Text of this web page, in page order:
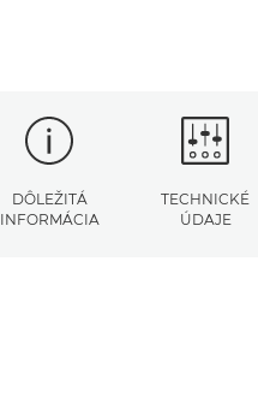
DÔLEŽITÁ
INFORMÁCIA
TECHNICKÉ
ÚDAJE